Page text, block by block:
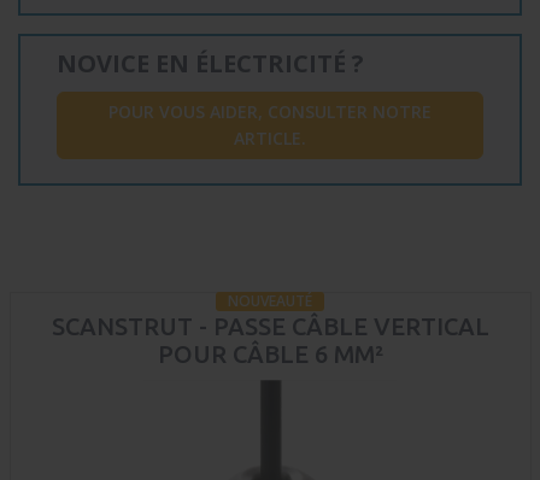
NOVICE EN ÉLECTRICITÉ ?
POUR VOUS AIDER, CONSULTER NOTRE
ARTICLE.
NOUVEAUTÉ
SCANSTRUT - PASSE CÂBLE VERTICAL
POUR CÂBLE 6 MM²